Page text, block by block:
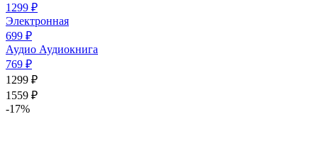
1299 ₽
Электронная
699 ₽
Аудио Аудиокнига
769 ₽
1299 ₽
1559 ₽
-17%